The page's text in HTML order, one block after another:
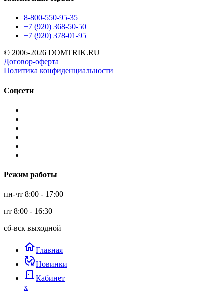
8-800-550-95-35
+7 (920) 368-50-50
+7 (920) 378-01-95
© 2006-2026 DOMTRIK.RU
Договор-оферта
Политика конфиденциальности
Соцсети
Режим работы
пн-чт 8:00 - 17:00
пт 8:00 - 16:30
сб-вск выходной
homeГлавная
published_with_changesНовинки
door_back Кабинет
x